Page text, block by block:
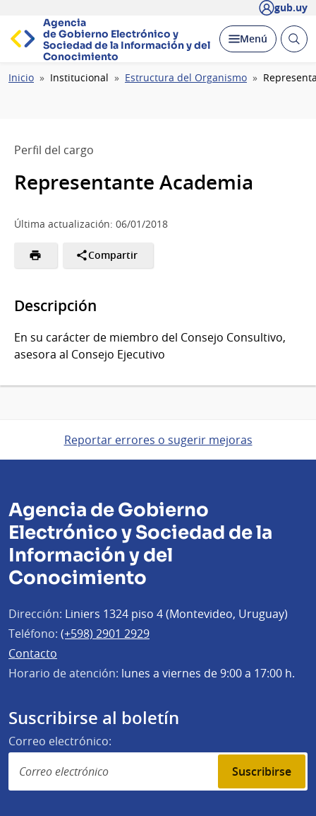
gub.uy
Agencia
de Gobierno Electrónico y
Sociedad de la Información y del
Conocimiento
Desplegar
Menú Abrir
Ruta
Inicio Institucional Estructura del Organismo
Perfil del cargo
Representante Academia
Última actualización: 06/01/2018
Compartir
Descripción
En su carácter de miembro del Consejo Consultivo,
asesora al Consejo Ejecutivo
Reportar errores o sugerir mejoras
Agencia de Gobierno
Electrónico y Sociedad de la
Información y del
Conocimiento
Dirección: Liniers 1324 piso 4 (Montevideo, Uruguay)
Teléfono: (+598) 2901 2929
Contacto
Horario de atención: lunes a viernes de 9:00 a 17:00 h.
Suscribirse al boletín
Correo electrónico:
Suscribirse